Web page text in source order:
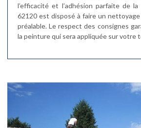
l’efficacité et l’adhésion parfaite de
62120 est disposé à faire un
préalable. Le respect des consignes
la peinture qui sera appliquée sur votre